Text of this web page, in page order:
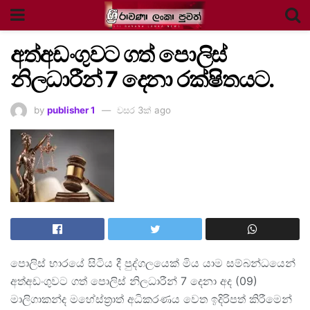
අත්අඩංගුවට ගත් පොලිස්
නිලධාරීන් 7 දෙනා රක්ෂිතයට.
by publisher 1 වසර 3ක් ago
පොලිස් භාරයේ සිටිය දී පුද්ගලයෙක් මිය යාම සම්බන්ධයෙන්
අත්අඩංගුවට ගත් පොලිස් නිලධාරීන් 7 දෙනා අද (09)
මාලිගාකන්ද මහේස්ත්‍රාත් අධිකරණය වෙත ඉදිරිපත් කිරීමෙන්